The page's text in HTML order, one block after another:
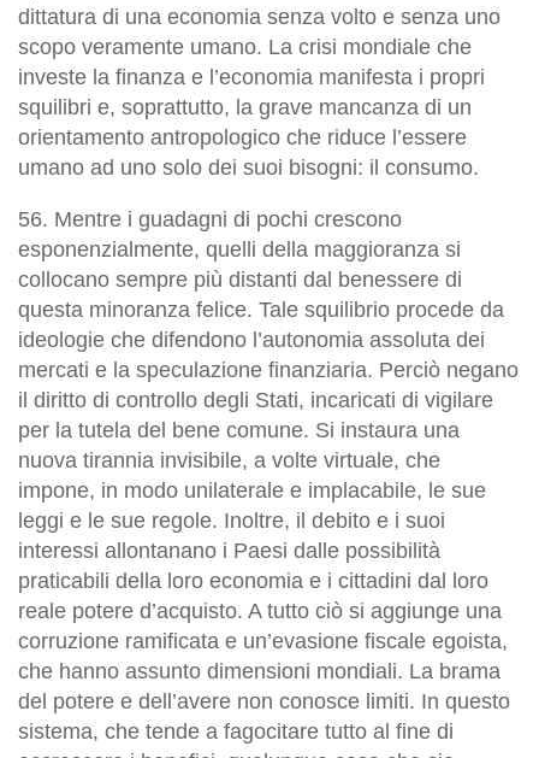
dittatura di una economia senza volto e senza uno
scopo veramente umano. La crisi mondiale che
investe la finanza e l’economia manifesta i propri
squilibri e, soprattutto, la grave mancanza di un
orientamento antropologico che riduce l’essere
umano ad uno solo dei suoi bisogni: il consumo.
56. Mentre i guadagni di pochi crescono
esponenzialmente, quelli della maggioranza si
collocano sempre più distanti dal benessere di
questa minoranza felice. Tale squilibrio procede da
ideologie che difendono l’autonomia assoluta dei
mercati e la speculazione finanziaria. Perciò negano
il diritto di controllo degli Stati, incaricati di vigilare
per la tutela del bene comune. Si instaura una
nuova tirannia invisibile, a volte virtuale, che
impone, in modo unilaterale e implacabile, le sue
leggi e le sue regole. Inoltre, il debito e i suoi
interessi allontanano i Paesi dalle possibilità
praticabili della loro economia e i cittadini dal loro
reale potere d’acquisto. A tutto ciò si aggiunge una
corruzione ramificata e un’evasione fiscale egoista,
che hanno assunto dimensioni mondiali. La brama
del potere e dell’avere non conosce limiti. In questo
sistema, che tende a fagocitare tutto al fine di